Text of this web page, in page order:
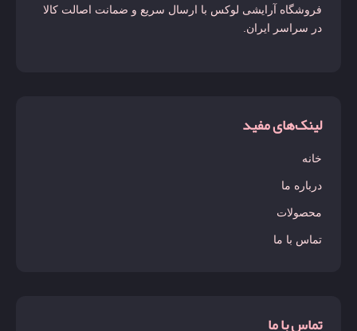
فروشگاه آرایشی لوکس با ارسال سریع و ضمانت اصالت کالا
در سراسر ایران.
لینک‌های مفید
خانه
درباره ما
محصولات
تماس با ما
تماس با ما